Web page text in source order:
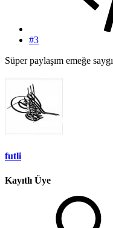
#3
Süper paylaşım emeğe saygı
futli
Kayıtlı Üye